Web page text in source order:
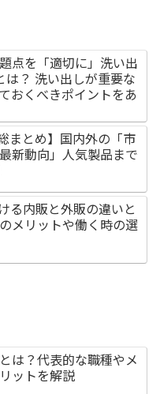
点を「適切に」洗い出
は？ 洗い出しが重要な
おくべきポイントをあ
まとめ】国内外の「市
新動向」人気製品まで
る内販と外販の違いと
メリットや働く時の選
は？代表的な職種やメ
ットを解説